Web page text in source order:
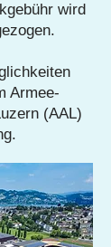
wird
Armee-
(AAL)